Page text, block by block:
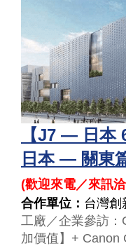
【J7 — 日本
日本 — 關東
(歡迎來電／來訊
合作單位： 台灣創
工廠／企業參訪
加價值】+ Canon